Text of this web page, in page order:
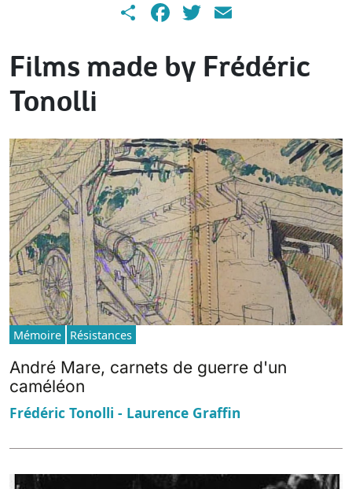
ShareFacebook
Twitter
Films made by Frédéric
Tonolli
Mémoire Résistances
André Mare, carnets de guerre d'un
caméléon
Frédéric Tonolli - Laurence Graffin